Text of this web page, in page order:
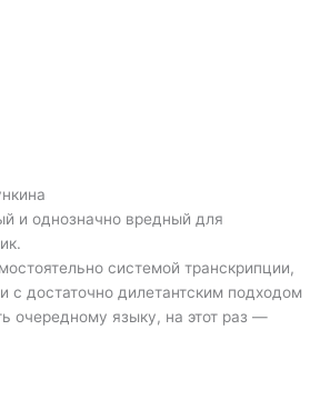
и однозначно вредный для
системой транскрипции,
с достаточно дилетантским подходом
очередному языку, на этот раз —